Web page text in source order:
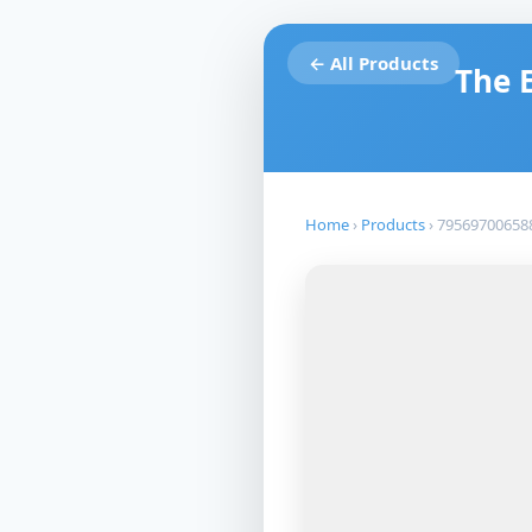
← All Products The
Home › Products ›